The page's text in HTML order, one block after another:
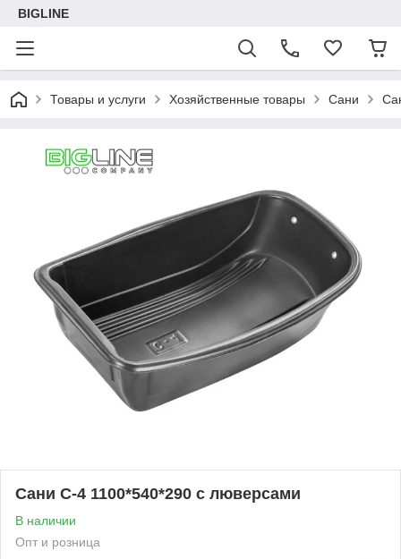
BIGLINE
Товары и услуги Хозяйственные товары Сани
Сани С-4 1100*540*290 с люверсами
В наличии
Опт и розница